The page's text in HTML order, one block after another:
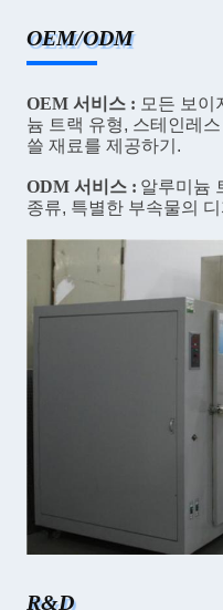
OEM/ODM
OEM 서비스 : 모든 보이
늄 트랙 유형, 스테인레
쓸 재료를 제공하기 .
ODM 서비스 : 알루미늄
종류, 특별한 부속물의
R&D